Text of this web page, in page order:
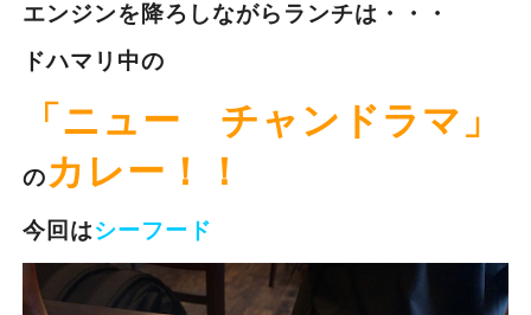
エンジンを降ろしながらランチは・・・
ドハマリ中の
「ニュー チャンドラマ」
の カレー！！
今回はシーフード